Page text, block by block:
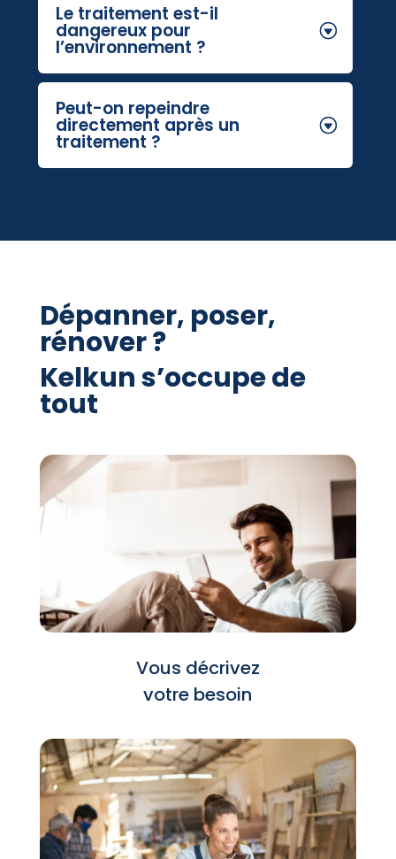
Le traitement est-il
dangereux pour
l’environnement ?
Peut-on repeindre
directement après un
traitement ?
Dépanner, poser,
rénover ?
Kelkun s’occupe de
tout
Vous décrivez
votre besoin